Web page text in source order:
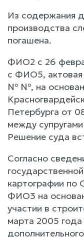
Из содержания
производства
погашена.
ФИО2 с 26
с ФИО5, актовая
№ №, на
Петербурга от
между
Решение суда
Согласно
картографии по
ФИО3 на
участии в
марта 2005